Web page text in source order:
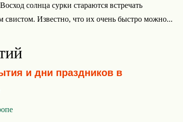
солнца сурки стараются встречать
свистом. Известно, что их очень быстро можно...
и дни праздников в